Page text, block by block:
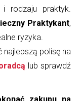
rodzaju praktyk.
Praktykant,
ryzyka.
najlepszą polisę na
lub sprawdź
zakupu na